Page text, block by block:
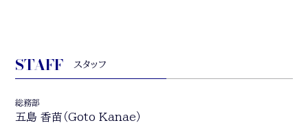
STAFF スタッフ
総務部
五島 香苗（Goto Kanae）